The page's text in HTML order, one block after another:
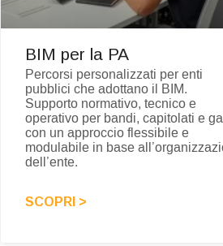
BIM per la PA
Percorsi personalizzati per enti
pubblici che adottano il BIM.
Supporto normativo, tecnico e
operativo per bandi, capitolati e
con un approccio flessibile e
modulabile in base
dell’ente.
SCOPRI >